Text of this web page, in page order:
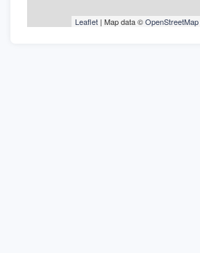
Leaflet | Map data ©OpenStreetMap